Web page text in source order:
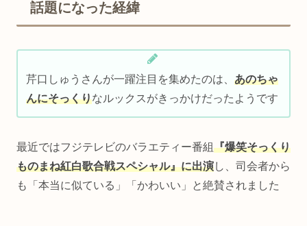
話題になった経緯
芹口しゅうさんが一躍注目を集めたのは、あのちゃ
んにそっくりなルックスがきっかけだったようです
最近ではフジテレビのバラエティー番組『爆笑そっくり
ものまね紅白歌合戦スペシャル』に出演し、司会者から
も「本当に似ている」「かわいい」と絶賛されました